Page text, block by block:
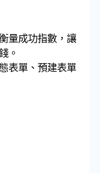
量成功指數，讓
。
表單、預建表單